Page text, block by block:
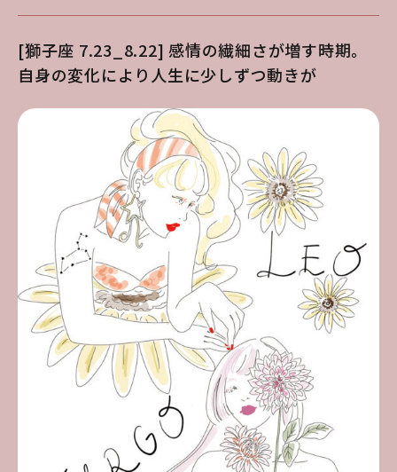
[獅子座 7.23_8.22] 感情の繊細さが増す時期。
自身の変化により人生に少しずつ動きが